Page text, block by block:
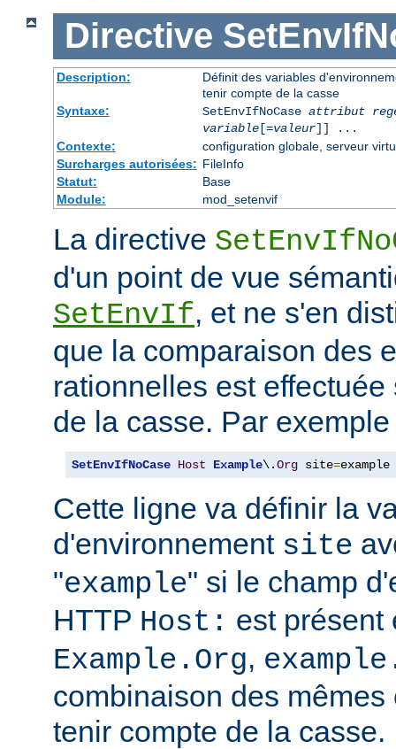
Directive
Description:
Définit des variables
tenir compte de la casse
Syntaxe:
SetEnvIfNoCase attribut
variable[=valeur]] ...
Contexte:
configuration globale, serveur
Surcharges autorisées: FileInfo
Statut:
Base
Module:
mod_setenvif
La directive
d'un point de vue
SetEnvIf, et ne s'en
que la comparaison des
rationnelles est
de la casse. Par exemple
SetEnvIfNoCase Host Example\.Org site=example
Cette ligne va définir la
d'environnement site
"example" si le champ
HTTP Host: est présent
Example.Org,
combinaison des
tenir compte de la casse.